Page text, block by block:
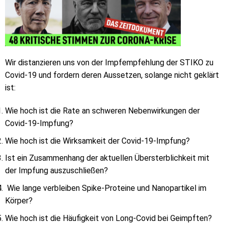
Wir distanzieren uns von der Impfempfehlung der STIKO zu
Covid-19 und fordern deren Aussetzen, solange nicht geklärt
ist:
Wie hoch ist die Rate an schweren Nebenwirkungen der
Covid-19-Impfung?
Wie hoch ist die Wirksamkeit der Covid-19-Impfung?
Ist ein Zusammenhang der aktuellen Übersterblichkeit mit
der Impfung auszuschließen?
Wie lange verbleiben Spike-Proteine und Nanopartikel im
Körper?
Wie hoch ist die Häufigkeit von Long-Covid bei Geimpften?